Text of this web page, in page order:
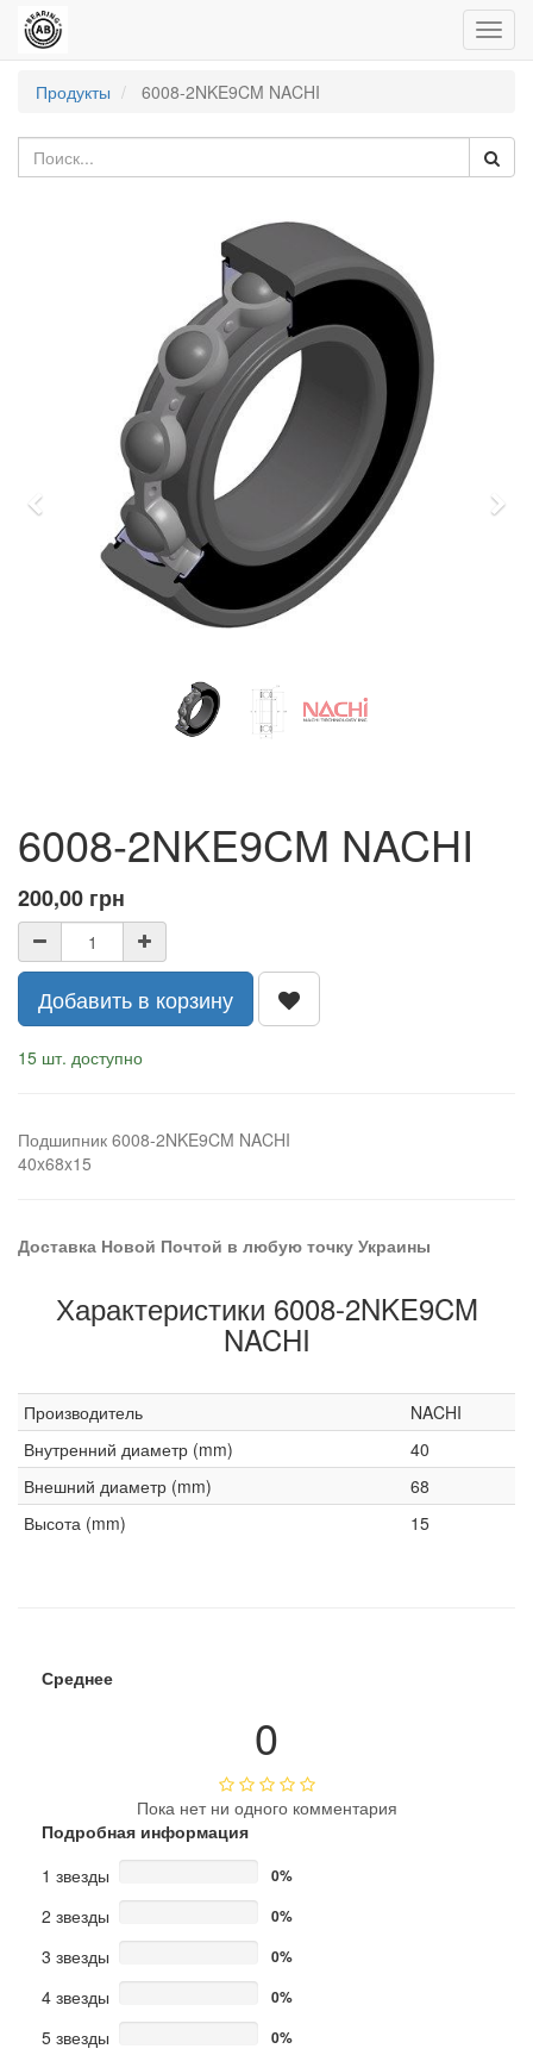
Продукты
6008-2NKE9CM NACHI
Previous
6008-2NKE9CM NACHI
200,00 грн
Добавить в корзину
15 шт. доступно
Подшипник 6008-2NKE9CM NACHI
40x68x15
Доставка Новой Почтой в любую точку Украины
Характеристики 6008-2NKE9CM
NACHI
Производитель
NACHI
Внутренний диаметр (mm)
40
Внешний диаметр (mm)
68
Высота (mm)
15
Среднее
0
Пока нет ни одного комментария
Подробная информация
1 звезды
0%
2 звезды 0%
3 звезды 0%
4 звезды 0%
5 звезды 0%